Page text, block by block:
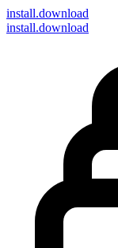
install.download
install.download